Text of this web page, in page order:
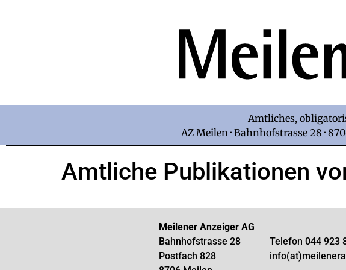
Amtliches,
AZ Meilen · Bahnhofstrasse 28 ·
Amtliche Publikationen
Meilener Anzeiger AG
Bahnhofstrasse 28
Postfach 828
Telefon 044 923